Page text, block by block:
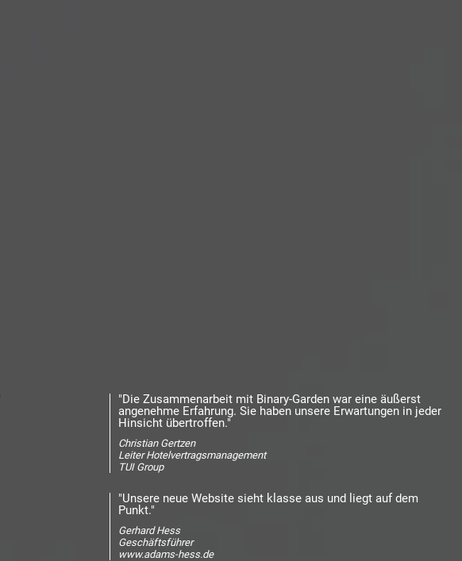
"Die Zusammenarbeit mit Binary-Garden war eine äußerst
angenehme Erfahrung. Sie haben unsere Erwartungen in jeder
Hinsicht übertroffen."
Christian Gertzen
Leiter Hotelvertragsmanagement
TUI Group
"Unsere neue Website sieht klasse aus und liegt auf dem
Punkt."
Gerhard Hess
Geschäftsführer
www.adams-hess.de